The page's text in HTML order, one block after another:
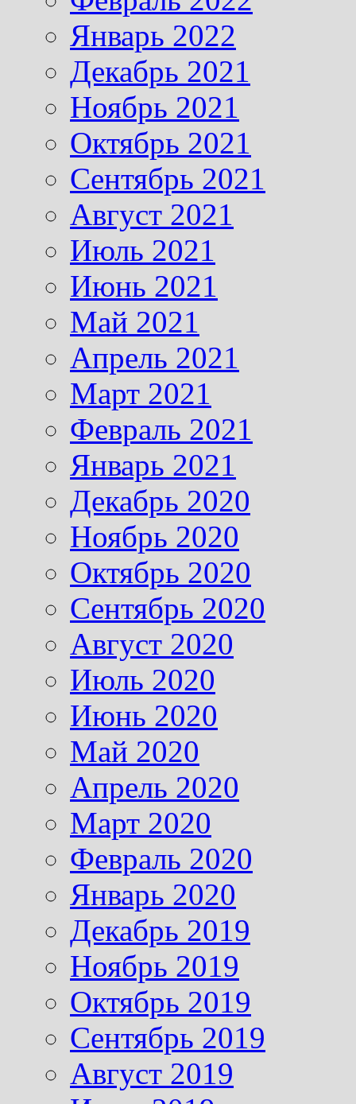
Январь 2022
Декабрь 2021
Ноябрь 2021
Октябрь 2021
Сентябрь 2021
Август 2021
Июль 2021
Июнь 2021
Май 2021
Апрель 2021
Март 2021
Февраль 2021
Январь 2021
Декабрь 2020
Ноябрь 2020
Октябрь 2020
Сентябрь 2020
Август 2020
Июль 2020
Июнь 2020
Май 2020
Апрель 2020
Март 2020
Февраль 2020
Январь 2020
Декабрь 2019
Ноябрь 2019
Октябрь 2019
Сентябрь 2019
Август 2019